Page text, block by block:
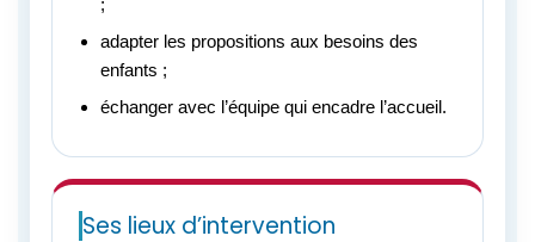
;
adapter les propositions aux besoins des
enfants ;
échanger avec l’équipe qui encadre l’accueil.
Ses lieux d’intervention